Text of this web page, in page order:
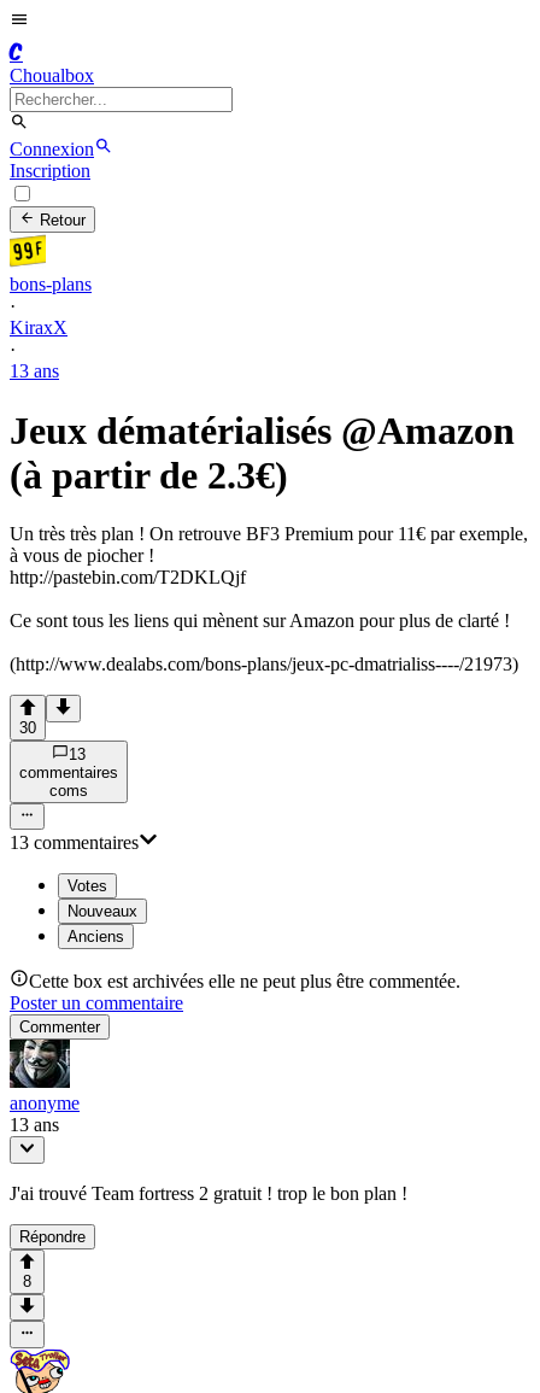
C
Choualbox
Connexion
Inscription
Retour
bons-plans
·
KiraxX
·
13 ans
Jeux dématérialisés @Amazon
(à partir de 2.3€)
Un très très plan ! On retrouve BF3 Premium pour 11€ par exemple,
à vous de piocher !
http://pastebin.com/T2DKLQjf
Ce sont tous les liens qui mènent sur Amazon pour plus de clarté !
(http://www.dealabs.com/bons-plans/jeux-pc-dmatrialiss----/21973)
30
13
commentaires
coms
13 commentaires
Votes
Nouveaux
Anciens
Cette box est archivées elle ne peut plus être commentée.
Poster un commentaire
Commenter
anonyme
13 ans
J'ai trouvé Team fortress 2 gratuit ! trop le bon plan !
Répondre
8